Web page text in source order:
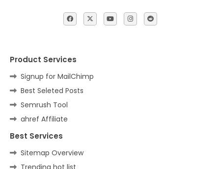
Product Services
Signup for MailChimp
Best Seleted Posts
Semrush Tool
ahref Affiliate
Best Services
Sitemap Overview